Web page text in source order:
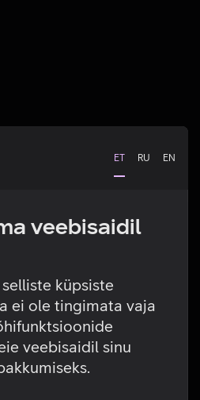
ET RU EN
veebisaidil
küpsiste
ei ole tingimata vaja
veebisaidil sinu
viga